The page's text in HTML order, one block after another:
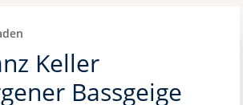
Keller
Bassgeige